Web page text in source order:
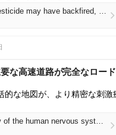
Antimalaria pesticide may have backfired, helping mosquitoes find love
な高速道路が完全なロー
的な地図が、より精密な刺激
Major highway of the human nervous system gets a complete road map